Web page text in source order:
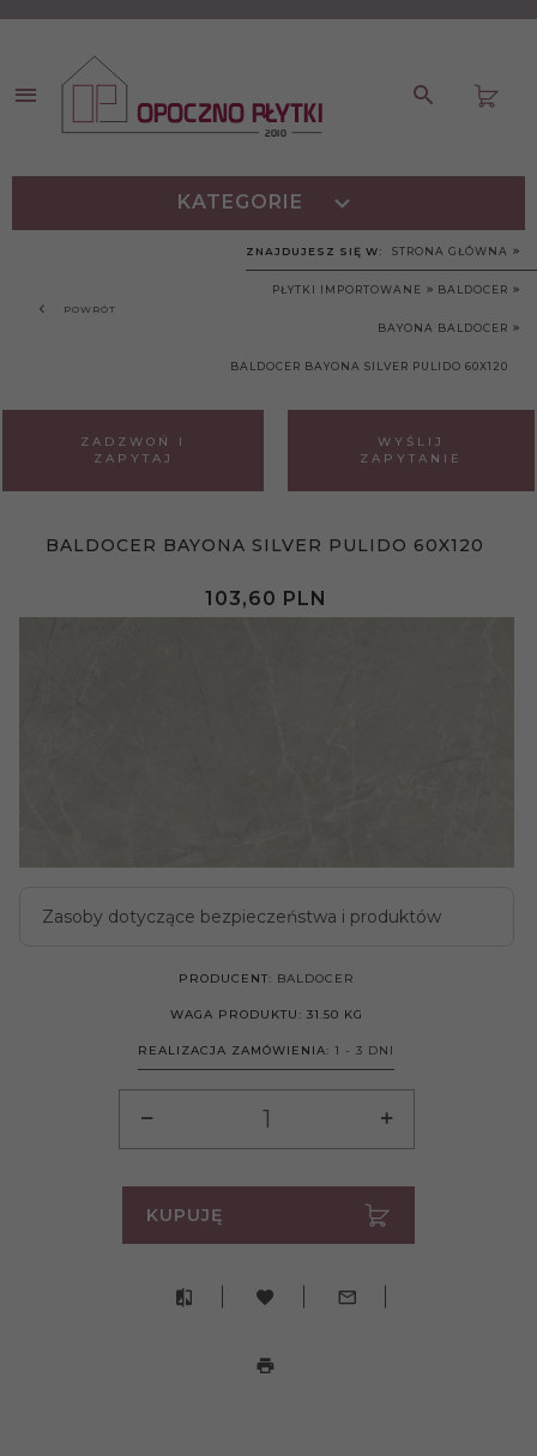
KATEGORIE
POWRÓT
ZNAJDUJESZ SIĘ W: STRONA GŁÓWNA
PŁYTKI IMPORTOWANE BALDOCER
BAYONA BALDOCER
BALDOCER BAYONA SILVER PULIDO 60X120
ZADZWOŃ I
ZAPYTAJ
WYŚLIJ
ZAPYTANIE
BALDOCER BAYONA SILVER PULIDO 60X120
103,60 PLN
Zasoby dotyczące bezpieczeństwa i produktów
PRODUCENT: BALDOCER
WAGA PRODUKTU: 31.50 KG
REALIZACJA ZAMÓWIENIA:1 - 3 DNI
KUPUJĘ